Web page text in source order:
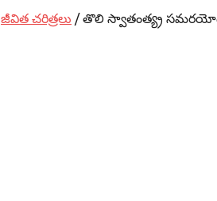
జీవిత చరిత్రలు / తొలి స్వాతంత్య్ర